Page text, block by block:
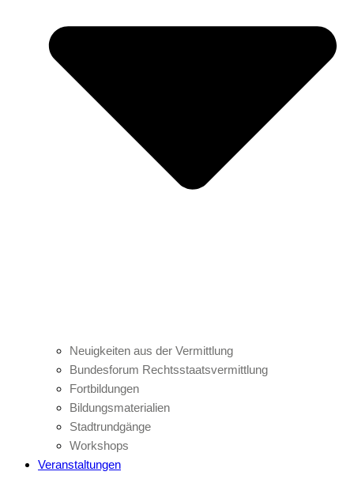
Neuigkeiten aus der Vermittlung
Bundesforum Rechtsstaatsvermittlung
Fortbildungen
Bildungsmaterialien
Stadtrundgänge
Workshops
Veranstaltungen